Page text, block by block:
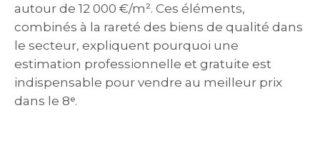
autour de 12 000 €/m². Ces éléments,
combinés à la rareté des biens de qualité dans
le secteur, expliquent pourquoi une
estimation professionnelle et gratuite est
indispensable pour vendre au meilleur prix
dans le 8ᵉ.